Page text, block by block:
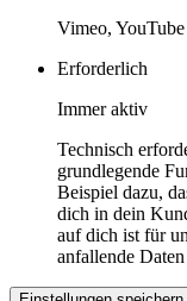
Vimeo, YouTube
Erforderlich
Immer aktiv
Technisch
grundlegende
Beispiel dazu,
dich in dein
auf dich ist für
anfallende